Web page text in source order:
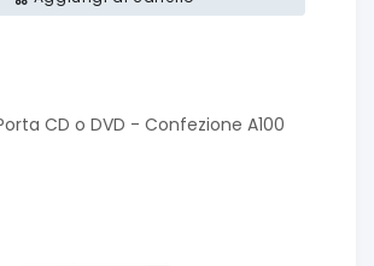
CD o DVD - Confezione A100